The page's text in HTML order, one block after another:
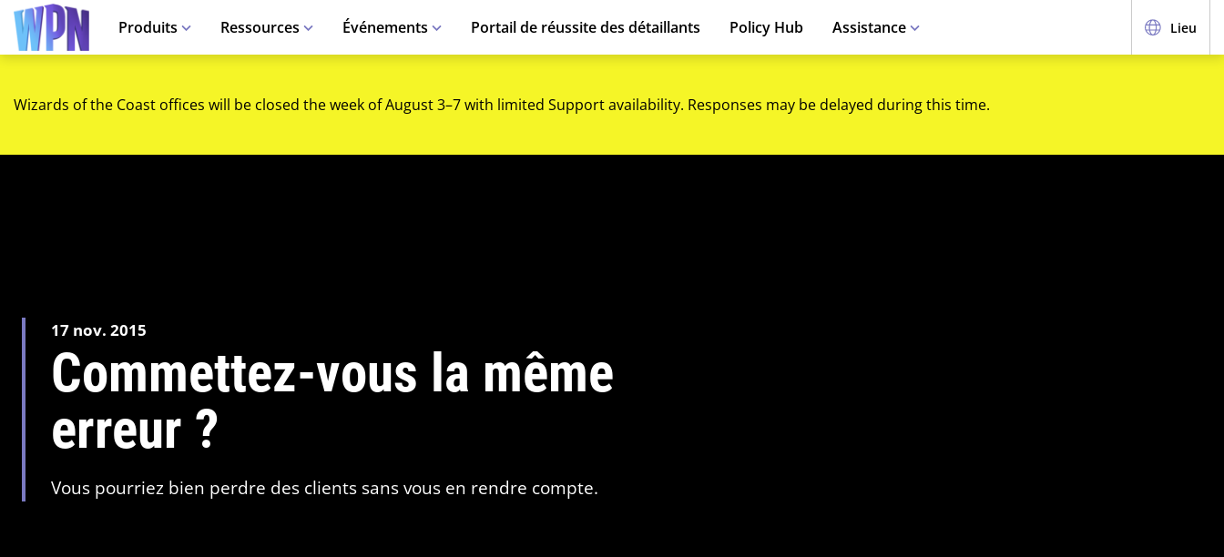
Produits Ressources Événements Portail de réussite des détaillants Policy Hub Assistance Lieu
Wizards of the Coast offices will be closed the week of August 3–7 with limited Support availability. Responses may be delayed during this time.
17 nov. 2015
Commettez-vous la même
erreur ?
Vous pourriez bien perdre des clients sans vous en rendre compte.